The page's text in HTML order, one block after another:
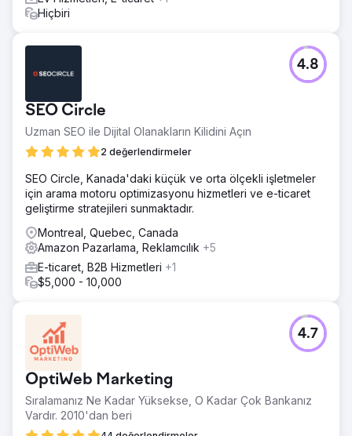
Hiçbiri
SEO Circle
Uzman SEO ile Dijital Olanakların Kilidini Açın
2 değerlendirmeler
4.8
SEO Circle, Kanada'daki küçük ve orta ölçekli işletmeler
için arama motoru optimizasyonu hizmetleri ve e-ticaret
geliştirme stratejileri sunmaktadır.
Montreal, Quebec, Canada
Amazon Pazarlama, Reklamcılık +5
E-ticaret, B2B Hizmetleri +1
$5,000 - 10,000
OptiWeb Marketing
Sıralamanız Ne Kadar Yüksekse, O Kadar Çok Bankanız
Vardır. 2010'dan beri
4.7